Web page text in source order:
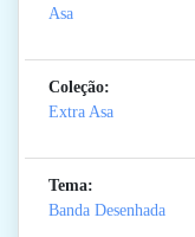
Asa
Coleção:
Extra Asa
Tema:
Banda Desenhada